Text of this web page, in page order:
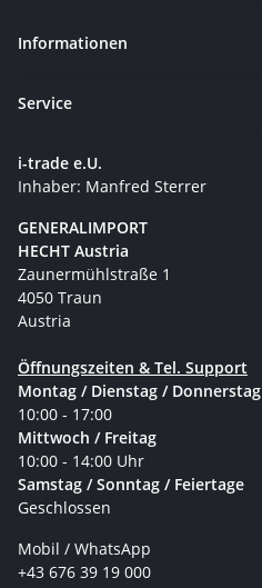
Informationen
Service
i-trade e.U.
Inhaber: Manfred Sterrer
GENERALIMPORT
HECHT Austria
Zaunermühlstraße 1
4050 Traun
Austria
Öffnungszeiten & Tel. Support
Montag / Dienstag / Donnerstag
10:00 - 17:00
Mittwoch / Freitag
10:00 - 14:00 Uhr
Samstag / Sonntag / Feiertage
Geschlossen
Mobil / WhatsApp
+43 676 39 19 000